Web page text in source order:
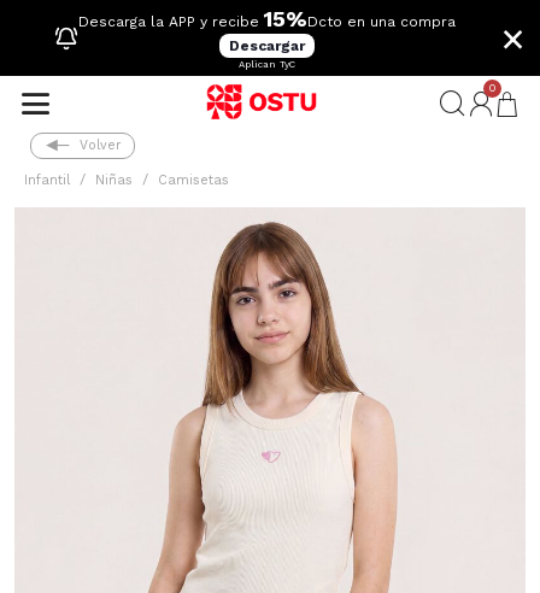
Descarga la APP y recibe 15%Dcto en una compra
Descargar
Aplican TyC
×
0
Volver
Infantil Niñas Camisetas